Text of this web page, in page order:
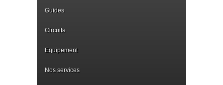
Guides
Circuits
Equipement
Nos services